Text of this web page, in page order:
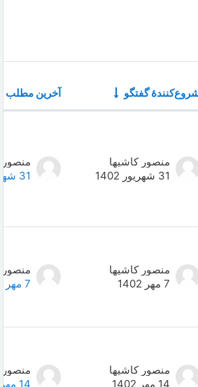
List of discussions.
آخرین مطلب
مطالب
منصور کاشیها
31 شهریور 1402
0
منصور کاشیها
7 مهر 1402
0
منصور کاشیها
14 مهر 1402
0